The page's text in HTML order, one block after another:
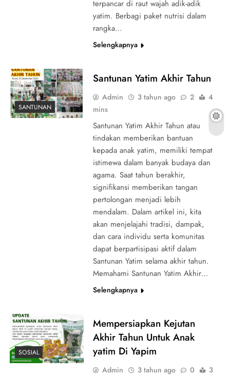
terpancar di raut wajah adik-adik
yatim. Berbagi paket nutrisi dalam
rangka…
Selengkapnya
SANTUNAN
Santunan Yatim Akhir Tahun
Admin 3 tahun ago 2
4
mins
Santunan Yatim Akhir Tahun atau
tindakan memberikan bantuan
kepada anak yatim, memiliki tempat
istimewa dalam banyak budaya dan
agama. Saat tahun berakhir,
signifikansi memberikan tangan
pertolongan menjadi lebih
mendalam. Dalam artikel ini, kita
akan menjelajahi tradisi, dampak,
dan cara individu serta komunitas
dapat berpartisipasi aktif dalam
Santunan Yatim selama akhir tahun.
Memahami Santunan Yatim Akhir…
Selengkapnya
SOSIAL
Mempersiapkan Kejutan
Akhir Tahun Untuk Anak
yatim Di Yapim
Admin 3 tahun ago 0
3